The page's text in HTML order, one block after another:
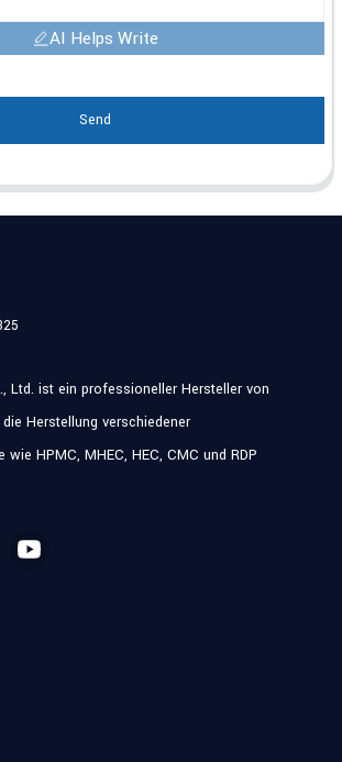
AI Helps Write
Send
Ltd. ist ein professioneller Hersteller von
Herstellung verschiedener
HPMC, MHEC, HEC, CMC und RDP